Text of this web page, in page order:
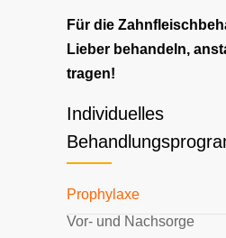
Für die
Lie­ber be­han­deln,
tra­gen!
Individuelles
Prophylaxe
Vor- und Nachsorge